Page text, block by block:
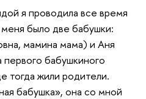
я проводила все время
было две бабушки:
мамина мама) и Аня
бабушкиного
тогда жили родители.
бабушка», она со мной